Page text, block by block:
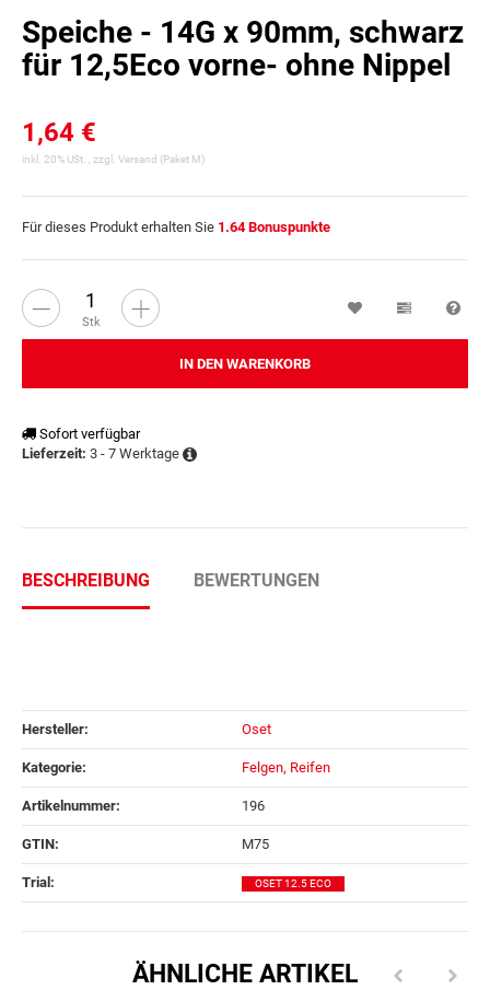
Speiche - 14G x 90mm, schwarz
für 12,5Eco vorne- ohne Nippel
1,64 €
inkl. 20% USt. , zzgl. Versand (Paket M)
Für dieses Produkt erhalten Sie 1.64Bonuspunkte
Stk
IN DEN WARENKORB
Sofort verfügbar
Lieferzeit: 3 - 7 Werktage
Wunschzettel
BESCHREIBUNG BEWERTUNGEN
Hersteller: Oset
Kategorie: Felgen, Reifen
Artikelnummer: 196
GTIN: M75
Trial‍: OSET 12.5 ECO
ÄHNLICHE ARTIKEL